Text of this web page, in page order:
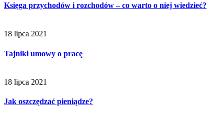
Księga przychodów i rozchodów – co warto o niej wiedzieć?
18 lipca 2021
Tajniki umowy o pracę
18 lipca 2021
Jak oszczędzać pieniądze?